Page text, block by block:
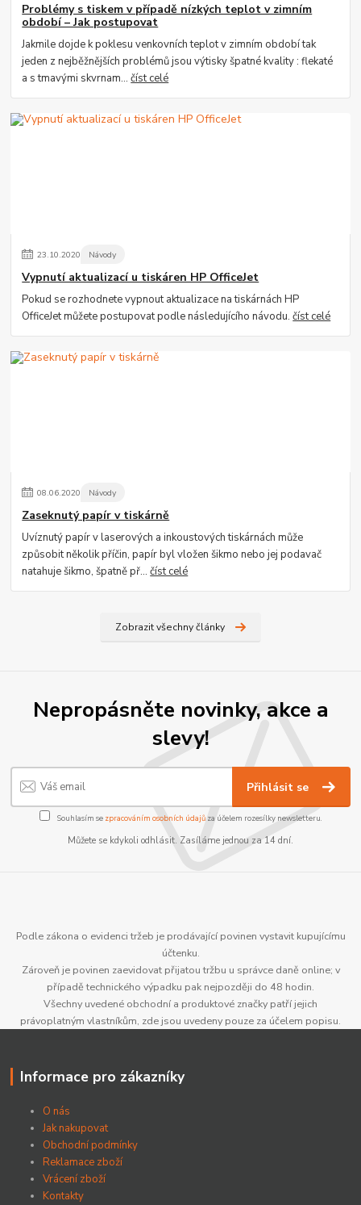
Problémy s tiskem v případě nízkých teplot v zimním
období – Jak postupovat
Jakmile dojde k poklesu venkovních teplot v zimním období tak
jeden z nejběžnějších problémů jsou výtisky špatné kvality : flekaté
a s tmavými skvrnam...číst celé
23.10.2020 Návody
Vypnutí aktualizací u tiskáren HP OfficeJet
Pokud se rozhodnete vypnout aktualizace na tiskárnách HP
OfficeJet můžete postupovat podle následujícího návodu.číst celé
08.06.2020 Návody
Zaseknutý papír v tiskárně
Uvíznutý papír v laserových a inkoustových tiskárnách může
způsobit několik příčin, papír byl vložen šikmo nebo jej podavač
natahuje šikmo, špatně př...číst celé
Zobrazit všechny články
Nepropásněte novinky, akce a
slevy!
Přihlásit se
Souhlasím se zpracováním osobních údajůza účelem rozesílky newsletteru.
Můžete se kdykoli odhlásit. Zasíláme jednou za 14 dní.
Podle zákona o evidenci tržeb je prodávající povinen vystavit kupujícímu
účtenku.
Zároveň je povinen zaevidovat přijatou tržbu u správce daně online; v
případě technického výpadku pak nejpozději do 48 hodin.
Všechny uvedené obchodní a produktové značky patří jejich
právoplatným vlastníkům, zde jsou uvedeny pouze za účelem popisu.
Informace pro zákazníky
O nás
Jak nakupovat
Obchodní podmínky
Reklamace zboží
Vrácení zboží
Kontakty